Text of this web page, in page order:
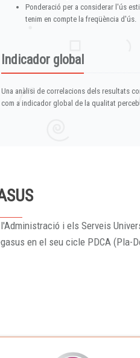
Ponderació per a considerar l'ús
tenim en compte la freqüència d'ús.
Indicador global
Una anàlisi de correlacions dels resultats
com a indicador global de la qualitat
i els Serveis
en el seu cicle PDCA (Pla-